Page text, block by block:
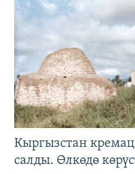
Кыргызстан
салды. Өлкөдө